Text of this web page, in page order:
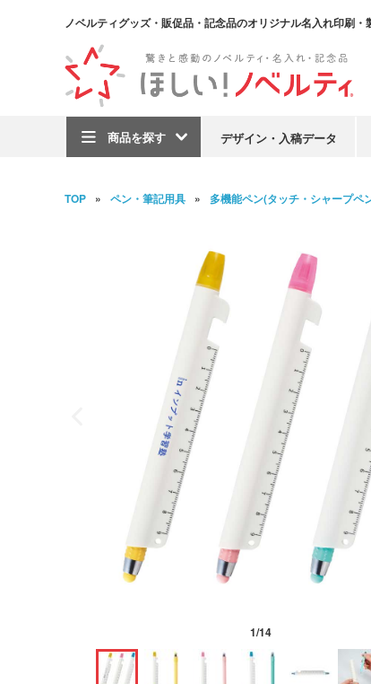
ノベルティグッズ・販促品・記念品のオリジナル名入れ印刷・
商品を探す デザイン・入稿データ
TOP ペン・筆記用具 多機能ペン(タッチ・シャープペ
1/14